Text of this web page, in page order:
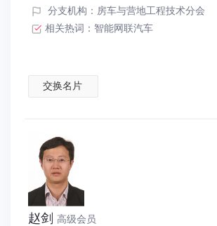
分支机构：房车与营地工程技术分会
相关热词： 智能网联汽车
交换名片
赵剑 高级会员